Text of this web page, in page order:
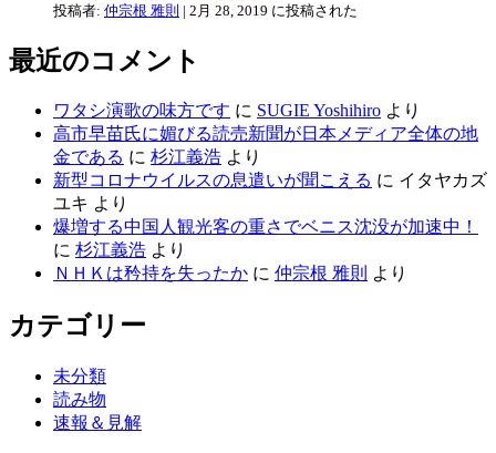
投稿者: 仲宗根 雅則 | 2月 28, 2019 に投稿された
最近のコメント
ワタシ演歌の味方です に SUGIE Yoshihiro より
高市早苗氏に媚びる読売新聞が日本メディア全体の地
金である に 杉江義浩 より
新型コロナウイルスの息遣いが聞こえる に イタヤカズ
ユキ より
爆増する中国人観光客の重さでベニス沈没が加速中！
に 杉江義浩 より
ＮＨＫは矜持を失ったか に 仲宗根 雅則 より
カテゴリー
未分類
読み物
速報＆見解